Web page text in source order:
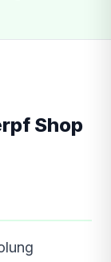
Shop